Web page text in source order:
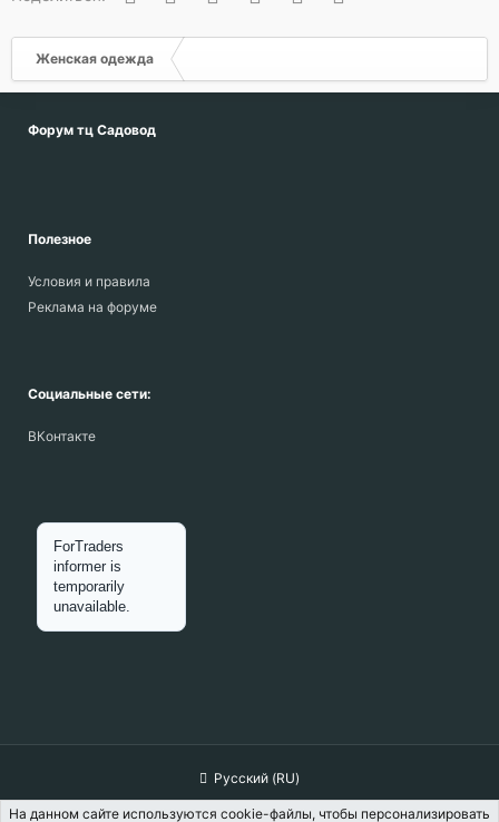
Женская одежда
Форум тц Садовод
Полезное
Условия и правила
Реклама на форуме
Социальные сети:
ВКонтакте
Русский (RU)
Обратная связь
Условия и правила
На данном сайте используются cookie-файлы, чтобы персонализировать